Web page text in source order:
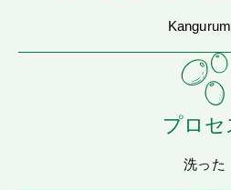
プロセ
洗った